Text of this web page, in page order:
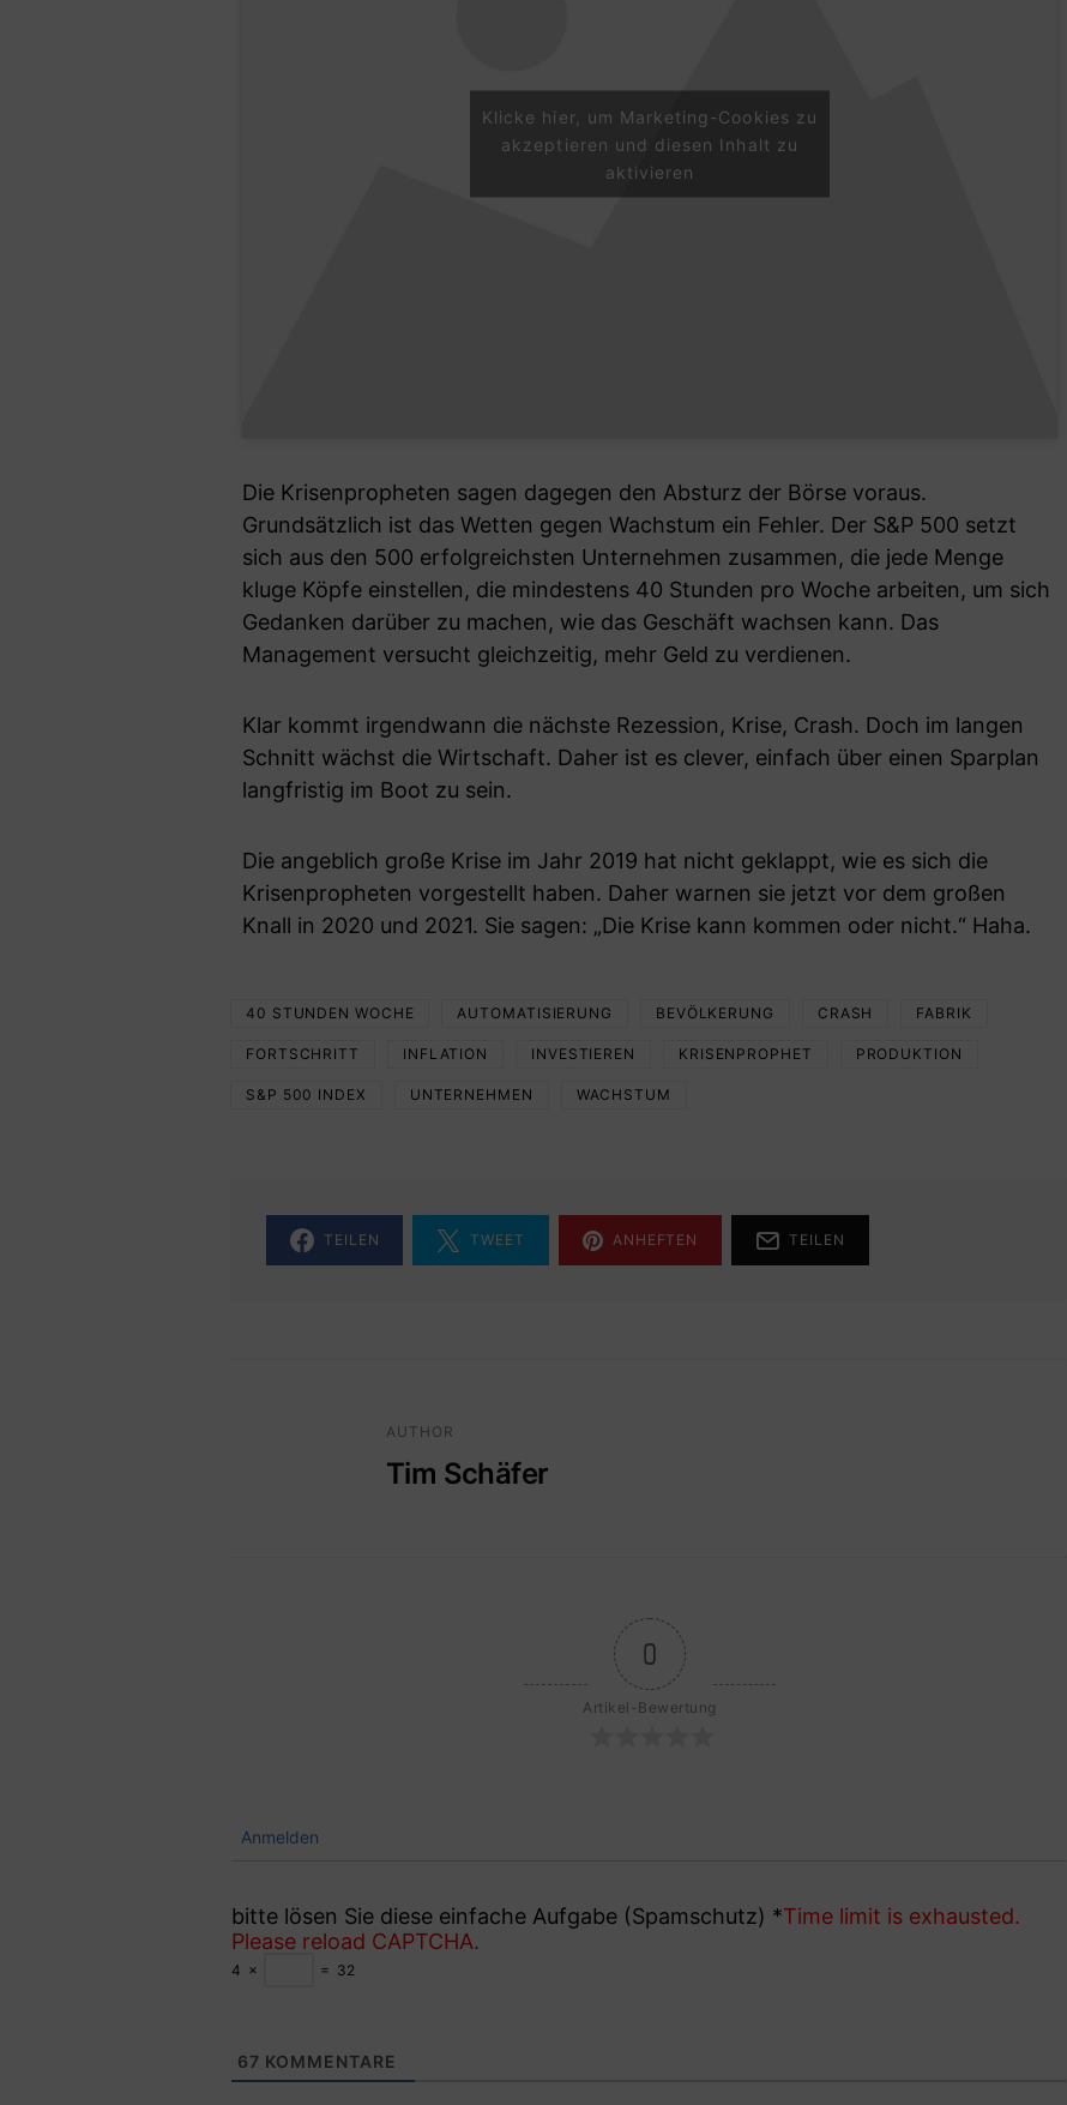
Klicke hier, um Marketing-Cookies zu
akzeptieren und diesen Inhalt zu
aktivieren
Die Krisenpropheten sagen dagegen den Absturz der Börse voraus.
Grundsätzlich ist das Wetten gegen Wachstum ein Fehler. Der S&P 500 setzt
sich aus den 500 erfolgreichsten Unternehmen zusammen, die jede Menge
kluge Köpfe einstellen, die mindestens 40 Stunden pro Woche arbeiten, um sich
Gedanken darüber zu machen, wie das Geschäft wachsen kann. Das
Management versucht gleichzeitig, mehr Geld zu verdienen.
Klar kommt irgendwann die nächste Rezession, Krise, Crash. Doch im langen
Schnitt wächst die Wirtschaft. Daher ist es clever, einfach über einen Sparplan
langfristig im Boot zu sein.
Die angeblich große Krise im Jahr 2019 hat nicht geklappt, wie es sich die
Krisenpropheten vorgestellt haben. Daher warnen sie jetzt vor dem großen
Knall in 2020 und 2021. Sie sagen: „Die Krise kann kommen oder nicht.“ Haha.
40 STUNDEN WOCHE AUTOMATISIERUNG BEVÖLKERUNG CRASH FABRIK
FORTSCHRITT INFLATION INVESTIEREN KRISENPROPHET PRODUKTION
S&P 500 INDEX UNTERNEHMEN WACHSTUM
TEILEN TWEET ANHEFTEN TEILEN
AUTHOR
Tim Schäfer
0
Artikel-Bewertung
Anmelden
bitte lösen Sie diese einfache Aufgabe (Spamschutz) *Time limit is exhausted.
Please reload CAPTCHA.
4 × = 32
67 KOMMENTARE